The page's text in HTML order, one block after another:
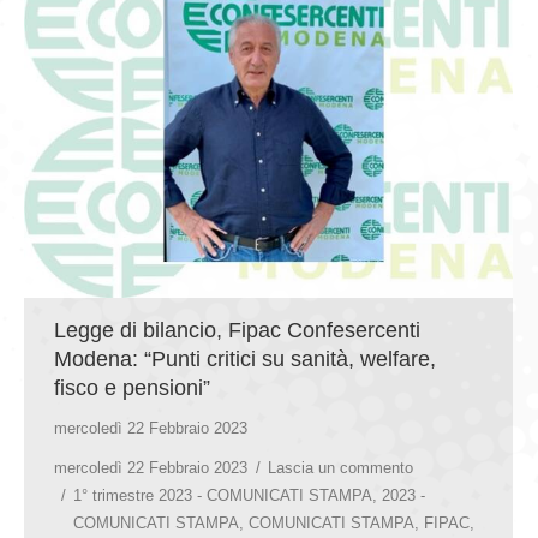
Legge di bilancio, Fipac Confesercenti
Modena: “Punti critici su sanità, welfare,
fisco e pensioni”
mercoledì 22 Febbraio 2023
mercoledì 22 Febbraio 2023
Lascia un commento
1° trimestre 2023 - COMUNICATI STAMPA, 2023 -
COMUNICATI STAMPA, COMUNICATI STAMPA, FIPAC,